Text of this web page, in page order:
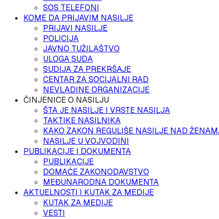
SOS TELEFONI
KOME DA PRIJAVIM NASILJE
PRIJAVI NASILJE
POLICIJA
JAVNO TUŽILAŠTVO
ULOGA SUDA
SUDIJA ZA PREKRŠAJE
CENTAR ZA SOCIJALNI RAD
NEVLADINE ORGANIZACIJE
ČINJENICE O NASILJU
ŠTA JE NASILJE I VRSTE NASILJA
TAKTIKE NASILNIKA
KAKO ZAKON REGULIŠE NASILJE NAD
NASILJE U VOJVODINI
PUBLIKACIJE I DOKUMENTA
PUBLIKACIJE
DOMAĆE ZAKONODAVSTVO
MEĐUNARODNA DOKUMENTA
AKTUELNOSTI I KUTAK ZA MEDIJE
KUTAK ZA MEDIJE
VESTI